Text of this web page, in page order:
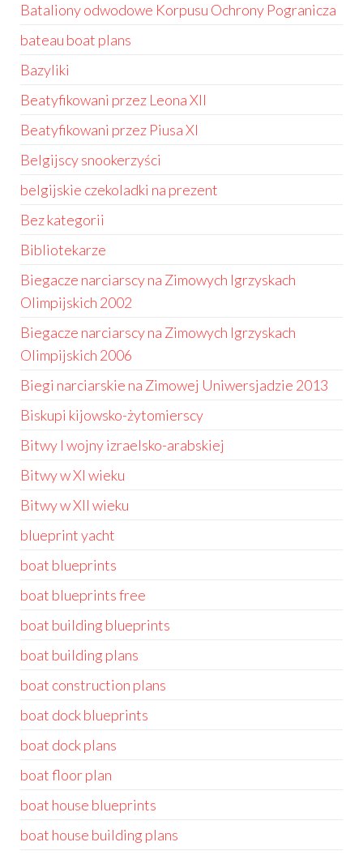
Bataliony odwodowe Korpusu Ochrony Pogranicza
bateau boat plans
Bazyliki
Beatyfikowani przez Leona XII
Beatyfikowani przez Piusa XI
Belgijscy snookerzyści
belgijskie czekoladki na prezent
Bez kategorii
Bibliotekarze
Biegacze narciarscy na Zimowych Igrzyskach
Olimpijskich 2002
Biegacze narciarscy na Zimowych Igrzyskach
Olimpijskich 2006
Biegi narciarskie na Zimowej Uniwersjadzie 2013
Biskupi kijowsko-żytomierscy
Bitwy I wojny izraelsko-arabskiej
Bitwy w XI wieku
Bitwy w XII wieku
blueprint yacht
boat blueprints
boat blueprints free
boat building blueprints
boat building plans
boat construction plans
boat dock blueprints
boat dock plans
boat floor plan
boat house blueprints
boat house building plans